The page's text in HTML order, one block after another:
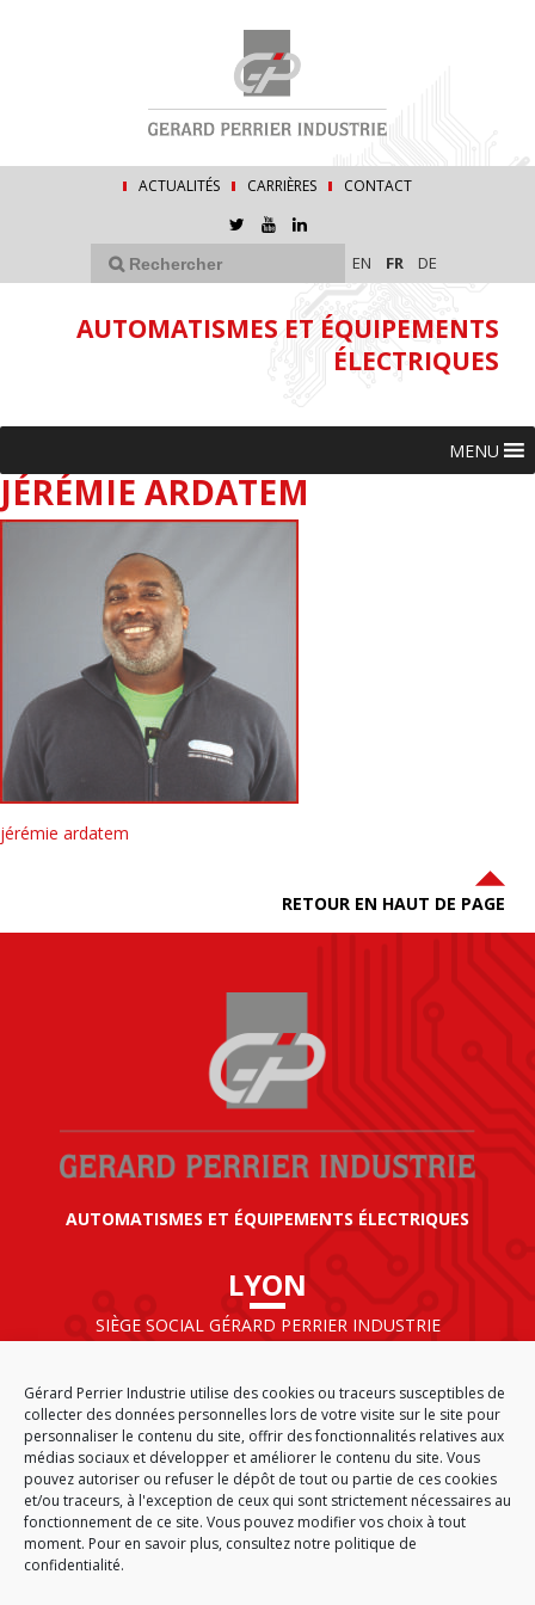
Gérard Perrier Industrie utilise des cookies ou traceurs susceptibles de
collecter des données personnelles lors de votre visite sur le site pour
personnaliser le contenu du site, offrir des fonctionnalités relatives aux
médias sociaux et développer et améliorer le contenu du site. Vous
pouvez autoriser ou refuser le dépôt de tout ou partie de ces cookies
et/ou traceurs, à l'exception de ceux qui sont strictement nécessaires au
fonctionnement de ce site. Vous pouvez modifier vos choix à tout
moment. Pour en savoir plus, consultez notre politique de
confidentialité.
ACTUALITÉS CARRIÈRES CONTACT
EN FR DE
AUTOMATISMES ET ÉQUIPEMENTS
ÉLECTRIQUES
MENU
JÉRÉMIE ARDATEM
jérémie ardatem
RETOUR EN HAUT DE PAGE
AUTOMATISMES ET ÉQUIPEMENTS ÉLECTRIQUES
LYON
SIÈGE SOCIAL GÉRARD PERRIER INDUSTRIE
69125 LYON AÉROPORT SAINT EXUPÉRY
FRANCE
ACCUEIL CGA PLAN DU SITE
MENTIONS LÉGALES
DONNÉES PERSONNELLES